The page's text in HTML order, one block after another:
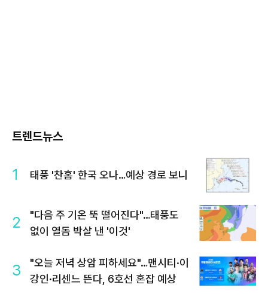
트렌드뉴스
1 태풍 '찬홈' 한국 오나…예상 경로 보니
2
"다음 주 기온 뚝 떨어진다"…태풍도
없이 열돔 박살 낸 '이것'
3
"오늘 저녁 상암 피하세요"…맨시티·이
강인·리센느 뜬다, 6호선 혼잡 예상